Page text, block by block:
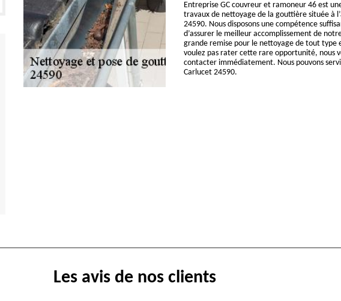
Entreprise GC couvreur et ramoneur 46 est
travaux de nettoyage de la gouttière située à
24590. Nous disposons une compétence
d’assurer le meilleur accomplissement de
grande remise pour le nettoyage de tout
voulez pas rater cette rare opportunité, nous
contacter immédiatement. Nous pouvons
Carlucet 24590.
Les avis de nos clients